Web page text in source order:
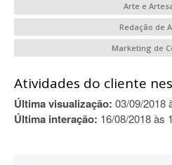
Arte e
Redação de
Marketing de
Atividades do cliente
Última visualização: 03/09/2018
Última interação: 16/08/2018 às